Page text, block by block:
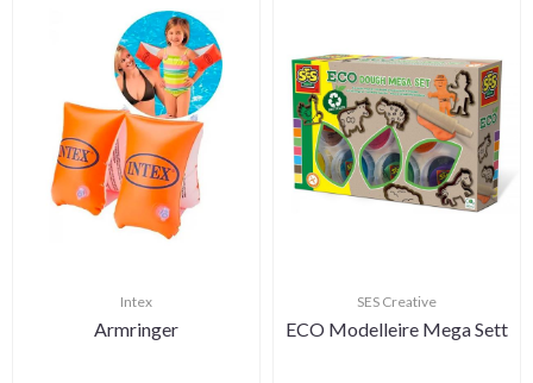
Intex
Armringer
SES Creative
ECO Modelleire Mega Sett